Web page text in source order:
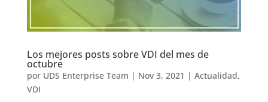
Los mejores posts sobre VDI del mes de
octubre
por UDS Enterprise Team | Nov 3, 2021 | Actualidad,
VDI